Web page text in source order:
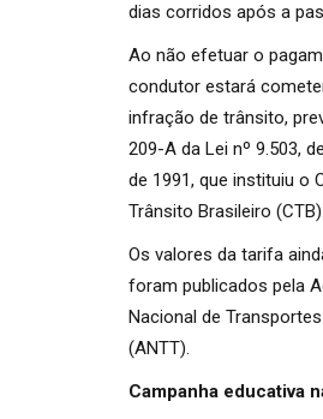
dias corridos após a
Ao não efetuar o
condutor estará
infração de trânsito,
209-A da Lei nº 9.503,
de 1991, que instituiu o
Trânsito Brasileiro (CTB).
Os valores da tarifa
foram publicados pela
Nacional de
(ANTT).
Campanha educativa